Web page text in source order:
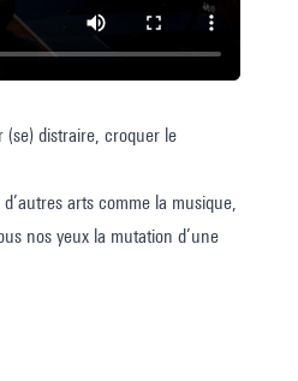
(se) distraire, croquer le
arts comme la musique,
nos yeux la mutation d’une